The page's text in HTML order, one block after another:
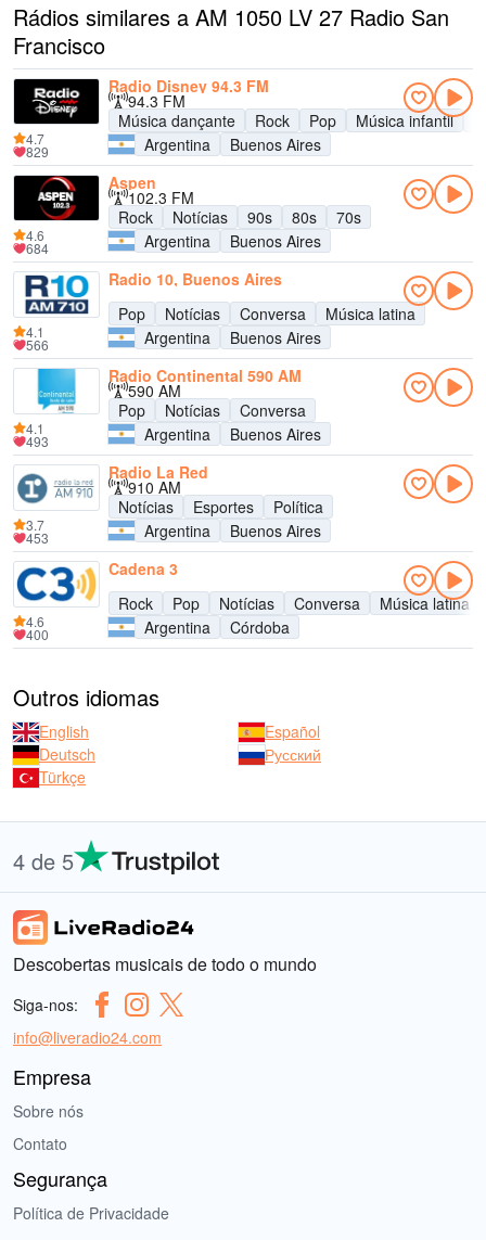
Rádios similares a AM 1050 LV 27 Radio San
Francisco
Radio Disney 94.3 FM
94.3 FM
Música dançante
Rock Pop Música infantil
Argentina
Buenos Aires
4.7
829
Aspen
102.3 FM
Rock
Notícias 90s 80s
70s
Argentina
Buenos Aires
4.6
684
Radio 10, Buenos Aires
Pop
Notícias Conversa
Música latina
Argentina
Buenos Aires
4.1
566
Radio Continental 590 AM
590 AM
Pop
Notícias
Conversa
Argentina
Buenos Aires
4.1
493
Radio La Red
910 AM
Notícias
Esportes
Política
Argentina
Buenos Aires
3.7
453
Cadena 3
Rock
Pop Notícias Conversa
Música latina
Argentina
Córdoba
4.6
400
Outros idiomas
English
Español
Deutsch
Русский
Türkçe
4 de 5
Descobertas musicais de todo o mundo
Siga-nos:
info@liveradio24.com
Empresa
Sobre nós
Contato
Segurança
Política de Privacidade